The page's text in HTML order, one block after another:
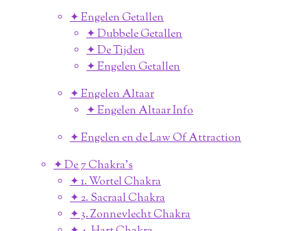
✦ Engelen Getallen
✦ Dubbele Getallen
✦ De Tijden
✦ Engelen Getallen
✦ Engelen Altaar
✦ Engelen Altaar Info
✦ Engelen en de Law Of Attraction
✦ De 7 Chakra's
✦ 1. Wortel Chakra
✦ 2. Sacraal Chakra
✦ 3. Zonnevlecht Chakra